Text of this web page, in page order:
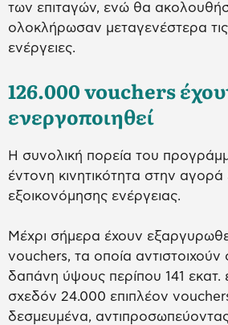
των επιταγών, ενώ θα
ολοκλήρωσαν μεταγενέστερα τις
ενέργειες.
126.000 vouchers
ενεργοποιηθεί
Η συνολική πορεία του
έντονη κινητικότητα στην αγορά
εξοικονόμησης ενέργειας.
Μέχρι σήμερα έχουν
vouchers, τα οποία αντιστοιχούν
δαπάνη ύψους περίπου 141
σχεδόν 24.000 επιπλέον
δεσμευμένα,